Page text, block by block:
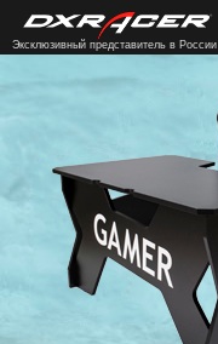
Эксклюзивный представитель в России